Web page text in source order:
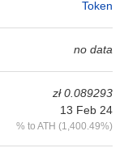
Token
no data
zł 0.089293
13 Feb 24
% to ATH (1,400.49%)